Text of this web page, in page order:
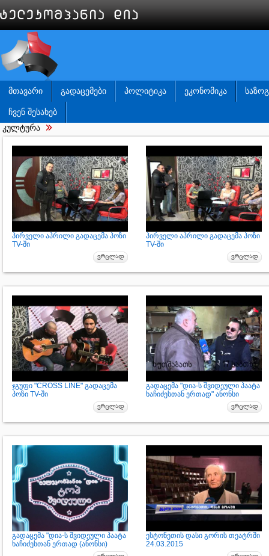
ᲛᲗᲐᲕᲐᲠᲘ ᲒᲐᲓᲐᲪᲔᲛᲔᲑᲘ ᲞᲝᲚᲘᲢᲘᲙᲐ ᲔᲙᲝᲜᲝᲛᲘᲙᲐ
ᲩᲕᲔᲜ ᲨᲔᲡᲐᲮᲔᲑ
კულტურა
პირველი აპრილი გადაცემა პოზი
TV-ში
პირველი აპრილი გადაცემა პოზი
TV-ში
ჯგუფი "CROSS LINE" გადაცემა
პოზი TV-ში
გადაცემა "დია-ს შვიდეული პაატა
ხაჩიძესთან ერთად" ანონსი
გადაცემა "დია-ს შვიდეული პაატა
ხაჩიძესთან ერთად (ანონსი)
ესტონეთის დასი გორის თეატრში
24.03.2015